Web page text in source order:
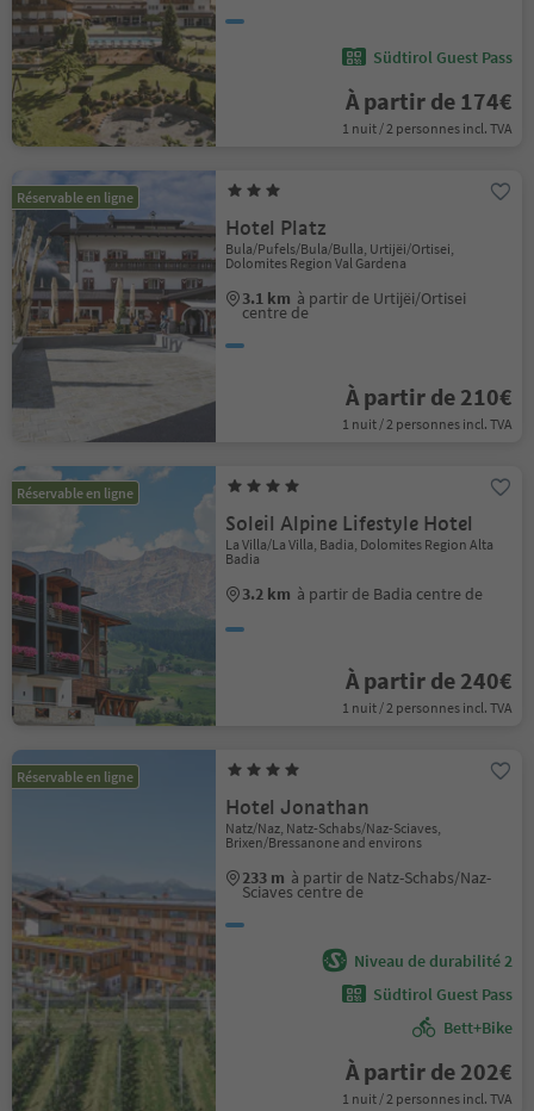
Südtirol Guest Pass
À partir de 174€
1 nuit / 2 personnes incl. TVA
Réservable en ligne
Hotel Platz
Bula/Pufels/Bula/Bulla, Urtijëi/Ortisei,
Dolomites Region Val Gardena
3.1 km à partir de Urtijëi/Ortisei
centre de
À partir de 210€
1 nuit / 2 personnes incl. TVA
Réservable en ligne
Soleil Alpine Lifestyle Hotel
La Villa/La Villa, Badia, Dolomites Region Alta
Badia
3.2 km à partir de Badia centre de
À partir de 240€
1 nuit / 2 personnes incl. TVA
Réservable en ligne
Hotel Jonathan
Natz/Naz, Natz-Schabs/Naz-Sciaves,
Brixen/Bressanone and environs
233 m à partir de Natz-Schabs/Naz-
Sciaves centre de
Niveau de durabilité 2
Südtirol Guest Pass
Bett+Bike
À partir de 202€
1 nuit / 2 personnes incl. TVA